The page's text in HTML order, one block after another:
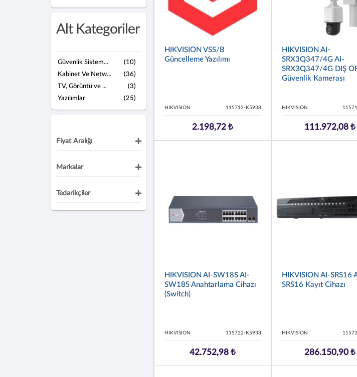
Alt Kategoriler
Güvenlik Sistem...
(10)
Kabinet Ve Netw...
(36)
TV, Görüntü ve ...
(3)
Yazılımlar
(25)
Fiyat Aralığı
Markalar
Tedarikçiler
HIKVISION VSS/B
Güncelleme Yazılımı
HIKVISION 115712-K5938
2.198,72 ₺
HIKVISION AI-
SRX3Q347/4G AI-
SRX3Q347/4G DIŞ
Güvenlik Kamerası
HIKVISION
111.972,08 ₺
HIKVISION AI-SW18S AI-
SW18S Anahtarlama Cihazı
(Switch)
HIKVISION 115722-K5938
42.752,98 ₺
HIKVISION AI-SRS16
SRS16 Kayıt Cihazı
HIKVISION
286.150,90 ₺